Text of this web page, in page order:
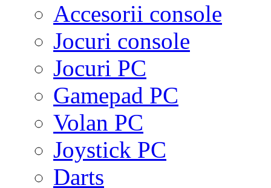
Accesorii console
Jocuri console
Jocuri PC
Gamepad PC
Volan PC
Joystick PC
Darts